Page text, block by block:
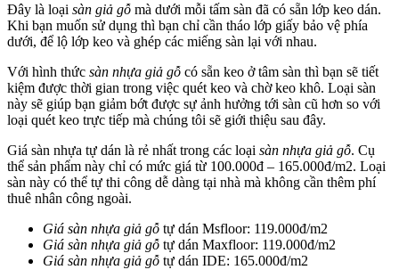
Đây là loại sàn giả gỗ mà dưới mỗi tấm sàn đã có sẵn lớp keo dán.
Khi bạn muốn sử dụng thì bạn chỉ cần tháo lớp giấy bảo vệ phía
dưới, để lộ lớp keo và ghép các miếng sàn lại với nhau.
Với hình thức sàn nhựa giả gỗ có sẵn keo ở tâm sàn thì bạn sẽ tiết
kiệm được thời gian trong việc quét keo và chờ keo khô. Loại sàn
này sẽ giúp bạn giảm bớt được sự ảnh hưởng tới sàn cũ hơn so với
loại quét keo trực tiếp mà chúng tôi sẽ giới thiệu sau đây.
Giá sàn nhựa tự dán là rẻ nhất trong các loại sàn nhựa giả gỗ. Cụ
thể sản phẩm này chỉ có mức giá từ 100.000đ – 165.000đ/m2. Loại
sàn này có thể tự thi công dễ dàng tại nhà mà không cần thêm phí
thuê nhân công ngoài.
Giá sàn nhựa giả gỗ tự dán Msfloor: 119.000đ/m2
Giá sàn nhựa giả gỗ tự dán Maxfloor: 119.000đ/m2
Giá sàn nhựa giả gỗ tự dán IDE: 165.000đ/m2